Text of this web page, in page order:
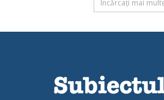
Încărcați mai